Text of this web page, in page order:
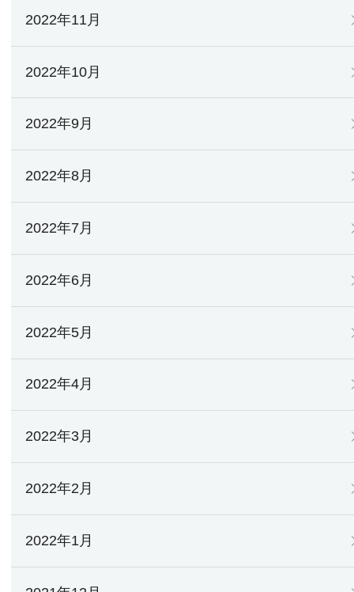
2022年11月
2022年10月
2022年9月
2022年8月
2022年7月
2022年6月
2022年5月
2022年4月
2022年3月
2022年2月
2022年1月